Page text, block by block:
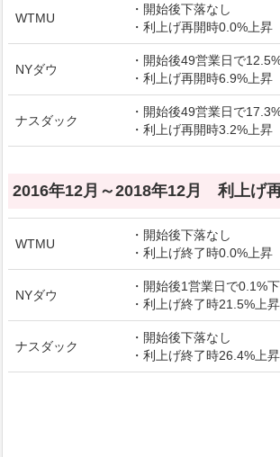
WTMU
・開始後下落なし
・利上げ再開時0.0%上昇
NYダウ
・開始後49営業日で
・利上げ再開時6.9%上昇
ナスダック
・開始後49営業日で
・利上げ再開時3.2%上昇
2016年12月～2018年12月 利上げ
WTMU
・開始後下落なし
・利上げ終了時0.0%上昇
NYダウ
・開始後1営業日で0.1%
・利上げ終了時21.5%上昇
ナスダック
・開始後下落なし
・利上げ終了時26.4%上昇